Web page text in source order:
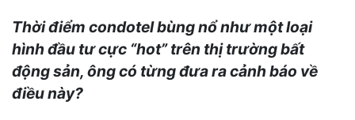
Thời điểm condotel bùng nổ như một loại
hình đầu tư cực “hot” trên thị trường bất
động sản, ông có từng đưa ra cảnh báo về
điều này?